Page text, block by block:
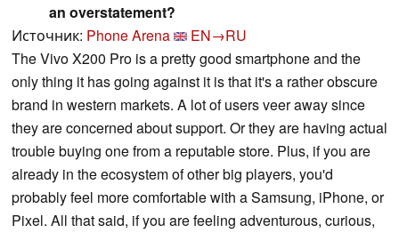
an overstatement?
Источник: Phone Arena
EN→RU
The Vivo X200 Pro is a pretty good smartphone and the
only thing it has going against it is that it's a rather obscure
brand in western markets. A lot of users veer away since
they are concerned about support. Or they are having actual
trouble buying one from a reputable store. Plus, if you are
already in the ecosystem of other big players, you'd
probably feel more comfortable with a Samsung, iPhone, or
Pixel. All that said, if you are feeling adventurous, curious,